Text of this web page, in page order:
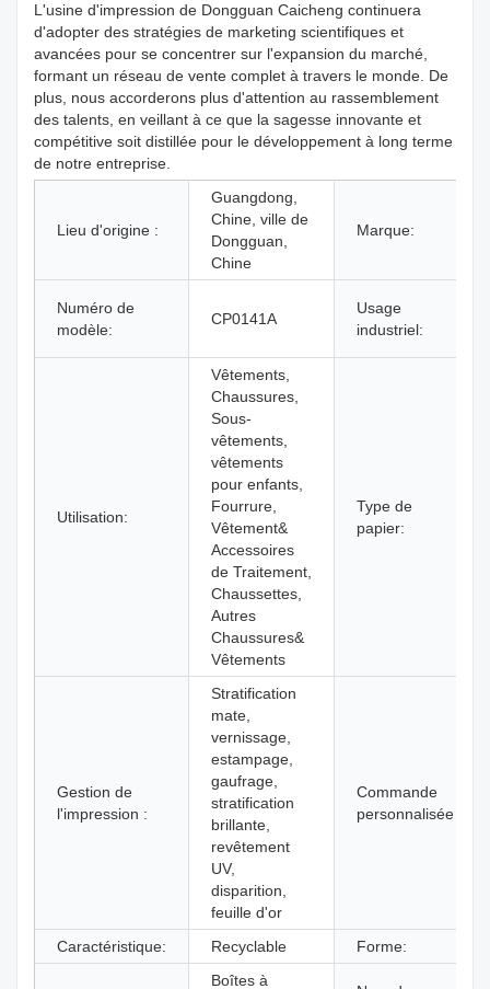
L'usine d'impression de Dongguan Caicheng continuera
d'adopter des stratégies de marketing scientifiques et
avancées pour se concentrer sur l'expansion du marché,
formant un réseau de vente complet à travers le monde. De
plus, nous accorderons plus d'attention au rassemblement
des talents, en veillant à ce que la sagesse innovante et
compétitive soit distillée pour le développement à long terme
de notre entreprise.
Lieu d'origine :
Guangdong,
Chine, ville de
Dongguan,
Chine
Marque:
Numéro de
modèle:
CP0141A
Usage
industriel:
Utilisation:
Vêtements,
Chaussures,
Sous-
vêtements,
vêtements
pour enfants,
Fourrure,
Vêtement&
Accessoires
de Traitement,
Chaussettes,
Autres
Chaussures&
Vêtements
Type de
papier:
Gestion de
l'impression :
Stratification
mate,
vernissage,
estampage,
gaufrage,
stratification
brillante,
revêtement
UV,
disparition,
feuille d'or
Commande
personnalisée :
Caractéristique: Recyclable
Forme:
Boîtes à